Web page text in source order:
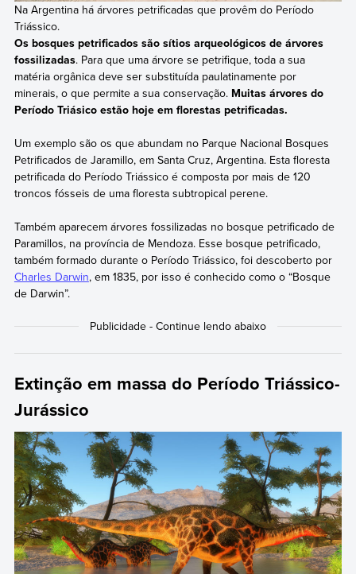
Na Argentina há árvores petrificadas que provêm do Período
Triássico.
Os bosques petrificados são sítios arqueológicos de árvores
fossilizadas. Para que uma árvore se petrifique, toda a sua
matéria orgânica deve ser substituída paulatinamente por
minerais, o que permite a sua conservação. Muitas árvores do
Período Triásico estão hoje em florestas petrificadas.
Um exemplo são os que abundam no Parque Nacional Bosques
Petrificados de Jaramillo, em Santa Cruz, Argentina. Esta floresta
petrificada do Período Triássico é composta por mais de 120
troncos fósseis de uma floresta subtropical perene.
Também aparecem árvores fossilizadas no bosque petrificado de
Paramillos, na província de Mendoza. Esse bosque petrificado,
também formado durante o Período Triássico, foi descoberto por
Charles Darwin, em 1835, por isso é conhecido como o “Bosque
de Darwin”.
Extinção em massa do Período Triássico-
Jurássico